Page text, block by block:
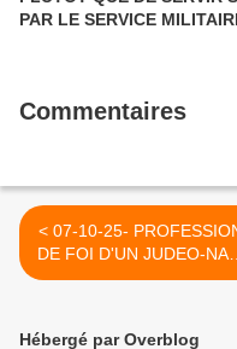
PAR LE SERVICE
Commentaires
< 07-10-25- PROFESSION
DE FOI D'UN JUDEO-NAZI
(PERSONNE- LE GRAND
Hébergé par Overblog